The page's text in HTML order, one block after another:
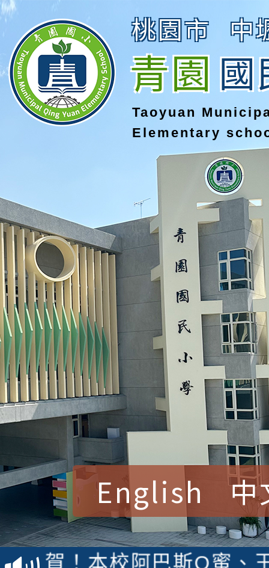
桃園市 中
青園國
Taoyuan
Elementary
English 中
賀！本校參加桃園市中
賽 洪綺君教師榮獲社
賀！本校阿巴斯O蜜、